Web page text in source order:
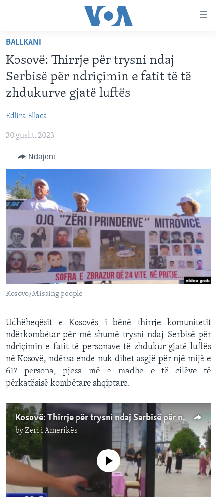
faqen
kryesore
Kalo
tek
faqja
Kalo
tek
KATEGORITË
AMERIKA
BOTA
MJEDISI
KULTURË
SHKENCË DHE TEKNOLOGJI
SHËNDETËSI
INTERVISTA
DITARI
DITARI
Learning English
FOLLOW US
Gjuhët
BALLKANI
Kosovë: Thirrje për trysni ndaj
Serbisë për ndriçimin e fatit të të
zhdukurve gjatë luftës
Edlira Bllaca
30 gusht, 2023
Ndajeni
Kosovo/Missing people
Udhëheqësit e Kosovës i bënë thirrje komunitetit
ndërkombëtar për më shumë trysni ndaj Serbisë për
ndriçimin e fatit të personave të zhdukur gjatë luftës
në Kosovë, ndërsa ende nuk dihet asgjë për një mijë e
617 persona, pjesa më e madhe e të cilëve të
përkatësisë kombëtare shqiptare.
Kosovë: Thirrje për trysni ndaj Serbisë për ndriçimin e fatit të të zhdukurve gjatë luftës
byZëri i Amerikës
No media source currently available